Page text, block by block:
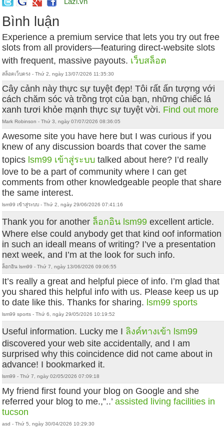
Bình luận
Experience a premium service that lets you try out free
slots from all providers—featuring direct-website slots
with frequent, massive payouts. เว็บสล็อต
สล็อตเว็บตรง - Thứ 2, ngày 13/07/2026 11:35:30
Cây cảnh này thực sự tuyệt đẹp! Tôi rất ấn tượng với
cách chăm sóc và trồng trọt của bạn, những chiếc lá
xanh tươi khỏe mạnh thực sự tuyệt vời. Find out more
Mark Robinson - Thứ 3, ngày 07/07/2026 08:36:05
Awesome site you have here but I was curious if you
knew of any discussion boards that cover the same
topics lsm99 เข้าสู่ระบบ talked about here? I’d really
love to be a part of community where I can get
comments from other knowledgeable people that share
the same interest.
lsm99 เข้าสู่ระบบ - Thứ 2, ngày 29/06/2026 07:41:16
Thank you for another ล็อกอิน lsm99 excellent article.
Where else could anybody get that kind oof information
in such an ideall means of writing? I’ve a presentation
next week, and I’m at the look for such info.
ล็อกอิน lsm99 - Thứ 7, ngày 13/06/2026 09:06:55
It’s really a great and helpful piece of info. I’m glad that
you shared this helpful info with us. Please keep us up
to date like this. Thanks for sharing. lsm99 sports
lsm99 sports - Thứ 6, ngày 29/05/2026 10:19:52
Useful information. Lucky me I ลิงค์ทางเข้า lsm99
discovered your web site accidentally, and I am
surprised why this coincidence did not came about in
advance! I bookmarked it.
lsm99 - Thứ 7, ngày 02/05/2026 07:09:18
My friend first found your blog on Google and she
referred your blog to me.,”..’assisted living facilities in
tucson
asd - Thứ 5, ngày 30/04/2026 10:29:30